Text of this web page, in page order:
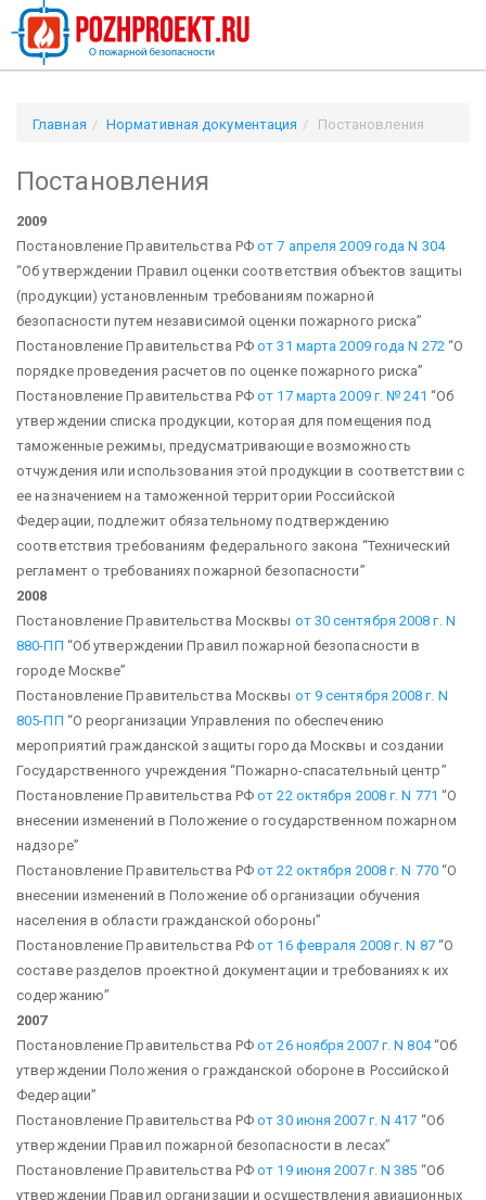
Главная Нормативная документация Постановления
Постановления
2009
Постановление Правительства РФот 7 апреля 2009 года N 304
“Об утверждении Правил оценки соответствия объектов защиты
(продукции) установленным требованиям пожарной
безопасности путем независимой оценки пожарного риска”
Постановление Правительства РФот 31 марта 2009 года N 272 “О
порядке проведения расчетов по оценке пожарного риска”
Постановление Правительства РФот 17 марта 2009 г. № 241 “Об
утверждении списка продукции, которая для помещения под
таможенные режимы, предусматривающие возможность
отчуждения или использования этой продукции в соответствии с
ее назначением на таможенной территории Российской
Федерации, подлежит обязательному подтверждению
соответствия требованиям федерального закона “Технический
регламент о требованиях пожарной безопасности”
2008
Постановление Правительства Москвы от 30 сентября 2008 г. N
880-ПП “Об утверждении Правил пожарной безопасности в
городе Москве”
Постановление Правительства Москвы от 9 сентября 2008 г. N
805-ПП “О реорганизации Управления по обеспечению
мероприятий гражданской защиты города Москвы и создании
Государственного учреждения “Пожарно-спасательный центр”
Постановление Правительства РФот 22 октября 2008 г. N 771 “О
внесении изменений в Положение о государственном пожарном
надзоре”
Постановление Правительства РФот 22 октября 2008 г. N 770“О
внесении изменений в Положение об организации обучения
населения в области гражданской обороны”
Постановление Правительства РФот 16 февраля 2008 г. N 87“О
составе разделов проектной документации и требованиях к их
содержанию”
2007
Постановление Правительства РФот 26 ноября 2007 г. N 804“Об
утверждении Положения о гражданской обороне в Российской
Федерации”
Постановление Правительства РФот 30 июня 2007 г. N 417 “Об
утверждении Правил пожарной безопасности в лесах”
Постановление Правительства РФот 19 июня 2007 г. N 385 “Об
утверждении Правил организации и осуществления авиационных